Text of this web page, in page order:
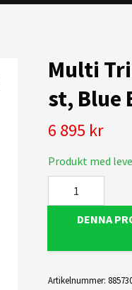
Multi
st, Blue
6 895 kr
Produkt med
DENNA
Artikelnummer: